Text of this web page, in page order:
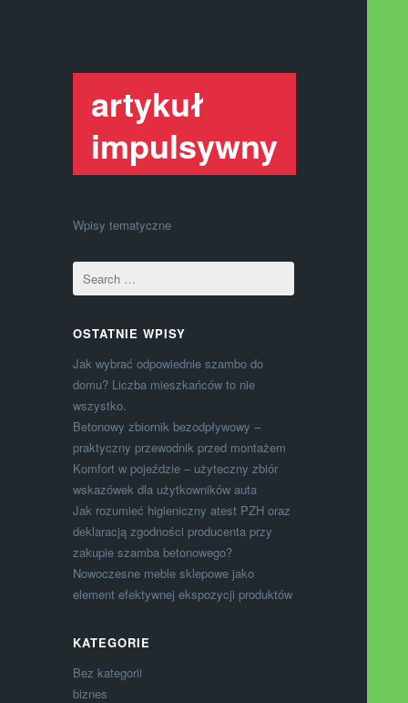
artykuł
impulsywny
Wpisy tematyczne
OSTATNIE WPISY
Jak wybrać odpowiednie szambo do
domu? Liczba mieszkańców to nie
wszystko.
Betonowy zbiornik bezodpływowy –
praktyczny przewodnik przed montażem
Komfort w pojeździe – użyteczny zbiór
wskazówek dla użytkowników auta
Jak rozumieć higieniczny atest PZH oraz
deklaracją zgodności producenta przy
zakupie szamba betonowego?
Nowoczesne meble sklepowe jako
element efektywnej ekspozycji produktów
KATEGORIE
Bez kategorii
biznes